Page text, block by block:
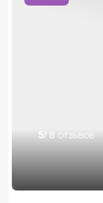
5/ 8 отзывов